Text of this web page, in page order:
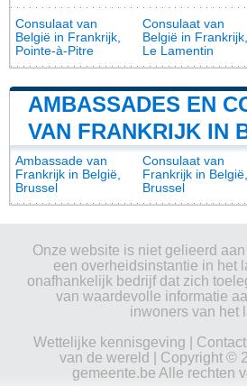
Consulaat van
België in Frankrijk,
Pointe-à-Pitre
Consulaat van
België in Frankrijk,
Le Lamentin
AMBASSADES EN
VAN FRANKRIJK IN
Ambassade van
Frankrijk in België,
Brussel
Consulaat van
Frankrijk in België,
Brussel
Onze website is niet gelieerd
een overheidsinstantie in het
onafhankelijk bedrijf dat zich
van waardevolle informatie
inwoners van het
Wettelijke kennisgeving
Contact
van de wereld
| Copyright ©
gemeente.be Alle rechten